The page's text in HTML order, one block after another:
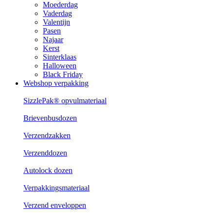
Moederdag
Vaderdag
Valentijn
Pasen
Najaar
Kerst
Sinterklaas
Halloween
Black Friday
Webshop verpakking
SizzlePak® opvulmateriaal
Brievenbusdozen
Verzendzakken
Verzenddozen
Autolock dozen
Verpakkingsmateriaal
Verzend enveloppen